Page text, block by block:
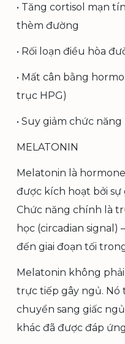
• Tăng cortisol mạn
thèm đường
• Rối loạn điều hòa
• Mất cân bằng
trục HPG)
• Suy giảm chức
MELATONIN
Melatonin là
được kích hoạt bởi sự
Chức năng chính là
học (circadian signal)
đến giai đoạn tối
Melatonin không
trực tiếp gây ngủ. Nó
chuyển sang giấc
khác đã được đáp